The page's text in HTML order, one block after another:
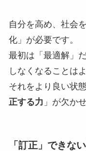
自分を高め、社会
化」が必要です。
最初は「最適解」
しなくなることは
それをより良い状
正する力 」が欠か
「訂正」できな